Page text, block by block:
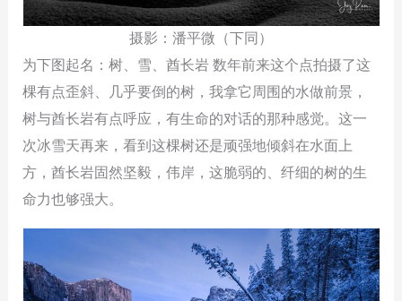
摄影：潘平微（下同）
为下图起名：树、雪、酋长岩 数年前来这个点拍摄了这
棵有点歪斜、几乎要倒的树，我拿它周围的水做前景，
树与酋长岩有点呼应，有生命的对话的那种感觉。这一
次冰雪天再来，看到这棵树还是顽强地倾斜在水面上
方，酋长岩固然坚毅，伟岸，这脆弱的、纤细的树的生
命力也够强大。